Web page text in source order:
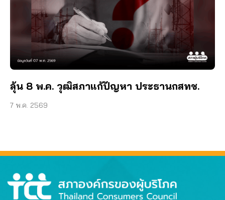
ลุ้น 8 พ.ค. วุฒิสภาแก้ปัญหา ประธานกสทช.
7 พ.ค. 2569